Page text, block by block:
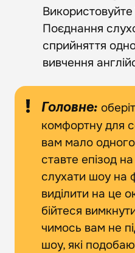
Поєднання
сприйняття
вивчення
Головне:
комфортну для
вам мало
ставте епізод
слухати шоу на
виділити на це
бійтеся
чимось вам не
шоу, які